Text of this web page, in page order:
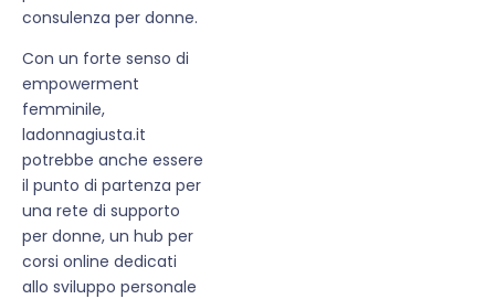
consulenza per donne.
Con un forte senso di
empowerment
femminile,
ladonnagiusta.it
potrebbe anche essere
il punto di partenza per
una rete di supporto
per donne, un hub per
corsi online dedicati
allo sviluppo personale